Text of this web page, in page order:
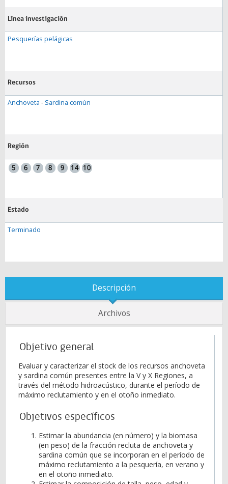
Línea investigación
Pesquerías pelágicas
Recursos
Anchoveta - Sardina común
Región
Estado
Terminado
Descripción
Archivos
Objetivo general
Evaluar y caracterizar el stock de los recursos anchoveta
y sardina común presentes entre la V y X Regiones, a
través del método hidroacústico, durante el período de
máximo reclutamiento y en el otoño inmediato.
Objetivos específicos
Estimar la abundancia (en número) y la biomasa
(en peso) de la fracción recluta de anchoveta y
sardina común que se incorporan en el período de
máximo reclutamiento a la pesquería, en verano y
en el otoño inmediato.